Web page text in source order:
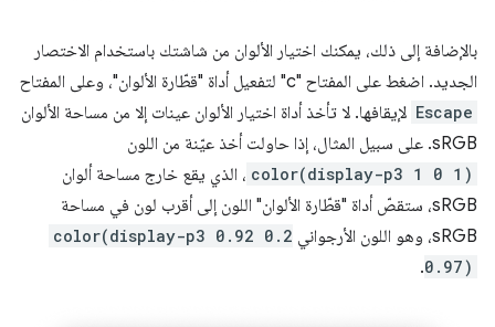
بالإضافة إلى ذلك، يمكنك اختيار الألوان من شاشتك باستخدام الاختصار
الجديد. اضغط على المفتاح "c" لتفعيل أداة "قطّارة الألوان"، وعلى المفتاح
Escape لإيقافها. لا تأخذ أداة اختيار الألوان عينات إلا من مساحة الألوان
sRGB. على سبيل المثال، إذا حاولت أخذ عيّنة من اللون
color(display-p3 1 0 1) ، الذي يقع خارج مساحة ألوان
sRGB، ستقصّ أداة "قطّارة الألوان" اللون إلى أقرب لون في مساحة
sRGB، وهو اللون الأرجواني
color(display-p3 0.92 0.2
0.97)
.